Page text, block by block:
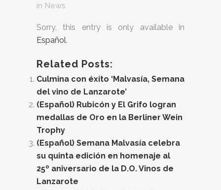
in News
Sorry, this entry is only available in
Español.
Related Posts:
Culmina con éxito ‘Malvasía, Semana
del vino de Lanzarote’
(Español) Rubicón y El Grifo logran
medallas de Oro en la Berliner Wein
Trophy
(Español) Semana Malvasía celebra
su quinta edición en homenaje al
25º aniversario de la D.O. Vinos de
Lanzarote